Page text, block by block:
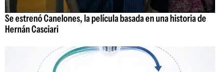
Se estrenó Canelones, la película basada en una historia de
Hernán Casciari